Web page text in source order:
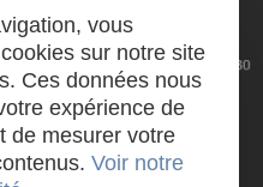
vous
sur notre site
Ces données nous
expérience de
de mesurer votre
Voir notre